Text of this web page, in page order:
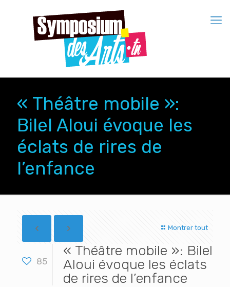
« Théâtre mobile »:
Bilel Aloui évoque les
éclats de rires de
l’enfance
Montrer tout
85
« Théâtre mobile »: Bilel
Aloui évoque les éclats
de rires de l’enfance